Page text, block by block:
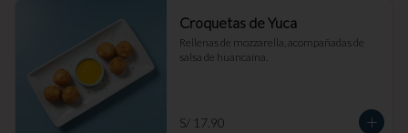
Croquetas de Yuca
Rellenas de mozzarella, acompañadas de
salsa de huancaína.
S/ 17.90